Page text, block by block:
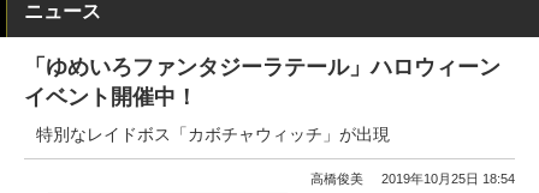
ニュース
「ゆめいろファンタジーラテール」ハロウィーン
イベント開催中！
特別なレイドボス「カボチャウィッチ」が出現
高橋俊美 2019年10月25日 18:54